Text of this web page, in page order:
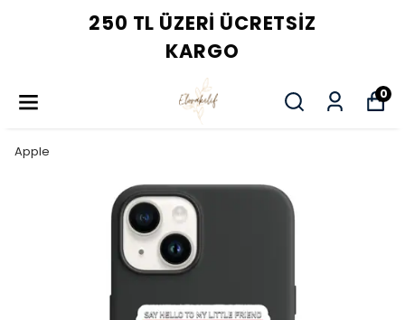
250 TL ÜZERI ÜCRETSIZ
KARGO
0
Apple